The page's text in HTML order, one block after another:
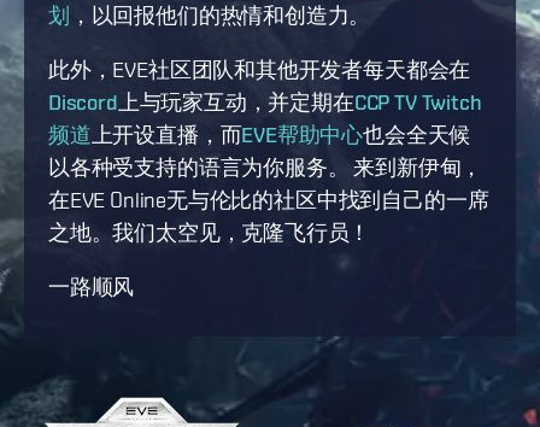
划 ，以回报他们的热情和创造力。
此外，EVE社区团队和其他开发者每天都会在
Discord 上与玩家互动，并定期在CCP TV Twitch
频道 上开设直播，而EVE帮助中心也会全天候
以各种受支持的语言为你服务。 来到新伊甸，
在EVE Online无与伦比的社区中找到自己的一席
之地。我们太空见，克隆飞行员！
一路顺风